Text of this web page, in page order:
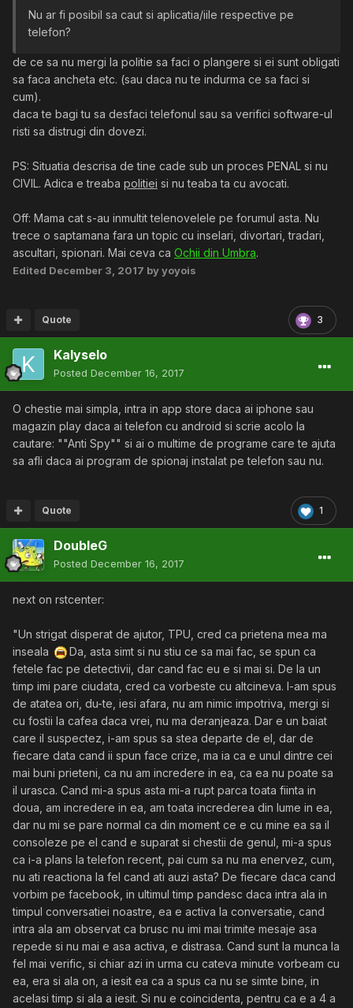
Nu ar fi posibil sa caut si aplicatia/iile respective pe
telefon?
de ce sa nu mergi la politie sa faci o plangere si ei sunt obligati
sa faca ancheta etc. (sau daca nu te indurma ce sa faci si
cum).
daca te bagi tu sa desfaci telefonul sau sa verifici software-ul
risti sa distrugi din dovezi.
PS: Situatia descrisa de tine cade sub un proces PENAL si nu
CIVIL. Adica e treaba politiei si nu teaba ta cu avocati.
Off: Mama cat s-au inmultit telenovelele pe forumul asta. Nu
trece o saptamana fara un topic cu inselari, divortari, tradari,
ascultari, spionari. Mai ceva ca Ochii din Umbra.
Edited December 3, 2017 by yoyois
3
Quote
Kalyselo
Posted December 16, 2017
O chestie mai simpla, intra in app store daca ai iphone sau
magazin play daca ai telefon cu android si scrie acolo la
cautare: ""Anti Spy"" si ai o multime de programe care te ajuta
sa afli daca ai program de spionaj instalat pe telefon sau nu.
1
Quote
DoubleG
Posted December 16, 2017
next on rstcenter:
"Un strigat disperat de ajutor, TPU, cred ca prietena mea ma
inseala
Da, asta simt si nu stiu ce sa mai fac, se spun ca
fetele fac pe detectivii, dar cand fac eu e si mai si. De la un
timp imi pare ciudata, cred ca vorbeste cu altcineva. I-am spus
de atatea ori, du-te, iesi afara, nu am nimic impotriva, mergi si
cu fostii la cafea daca vrei, nu ma deranjeaza. Dar e un baiat
care il suspectez, i-am spus sa stea departe de el, dar de
fiecare data cand ii spun face crize, ma ia ca e unul dintre cei
mai buni prieteni, ca nu am incredere in ea, ca ea nu poate sa
il urasca. Cand mi-a spus asta mi-a rupt parca toata fiinta in
doua, am incredere in ea, am toata increderea din lume in ea,
dar nu mi se pare normal ca din moment ce e cu mine ea sa il
consoleze pe el cand e suparat si chestii de genul, mi-a spus
ca i-a plans la telefon recent, pai cum sa nu ma enervez, cum,
nu ati reactiona la fel cand ati auzi asta? De fiecare daca cand
vorbim pe facebook, in ultimul timp pandesc daca intra ala in
timpul conversatiei noastre, ea e activa la conversatie, cand
intra ala am observat ca brusc nu imi mai trimite mesaje asa
repede si nu mai e asa activa, e distrasa. Cand sunt la munca la
fel mai verific, si chiar azi in urma cu cateva minute vorbeam cu
ea, era si ala on, a iesit ea ca a spus ca nu se simte bine, in
acelasi timp si ala a iesit. Si nu e coincidenta, pentru ca e a 4 a